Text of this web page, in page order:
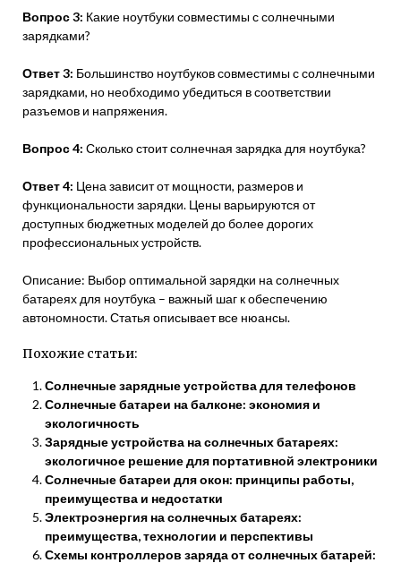
Вопрос 3: Какие ноутбуки совместимы с солнечными
зарядками?
Ответ 3: Большинство ноутбуков совместимы с солнечными
зарядками, но необходимо убедиться в соответствии
разъемов и напряжения.
Вопрос 4: Сколько стоит солнечная зарядка для ноутбука?
Ответ 4: Цена зависит от мощности, размеров и
функциональности зарядки. Цены варьируются от
доступных бюджетных моделей до более дорогих
профессиональных устройств.
Описание: Выбор оптимальной зарядки на солнечных
батареях для ноутбука – важный шаг к обеспечению
автономности. Статья описывает все нюансы.
Похожие статьи:
Солнечные зарядные устройства для телефонов
Солнечные батареи на балконе: экономия и
экологичность
Зарядные устройства на солнечных батареях:
экологичное решение для портативной электроники
Солнечные батареи для окон: принципы работы,
преимущества и недостатки
Электроэнергия на солнечных батареях:
преимущества, технологии и перспективы
Схемы контроллеров заряда от солнечных батарей: